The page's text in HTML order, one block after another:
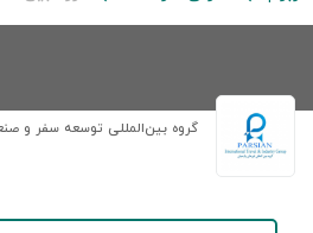
گروه بین‌المللی توسعه سفر و